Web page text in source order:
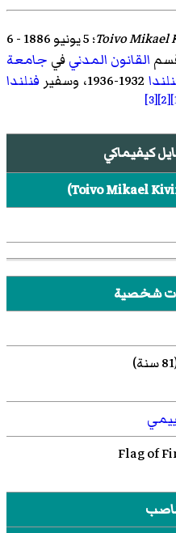
Toivo Mikael
؛ 5 يونيو 1886 - 6
القانون المدنيفي جامعة
1932-1936، وسفير
فنلندا
[2]
[3]
كيفيماكي
Toivo Mikael
)‏
شخصية